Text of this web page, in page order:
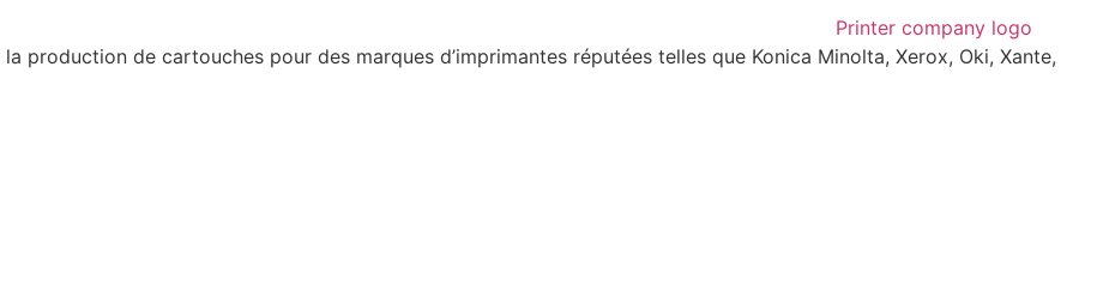
production de cartouches pour des marques d’imprimantes réputées telles que Konica Minolta, Xerox, Oki, Xante,